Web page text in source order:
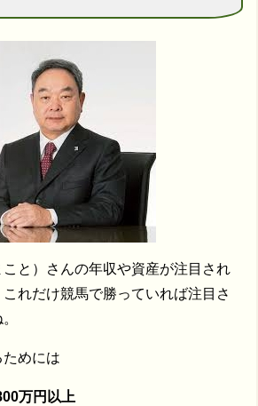
と）さんの年収や資産が注目され
れだけ競馬で勝っていれば注目さ
めには
万円以上